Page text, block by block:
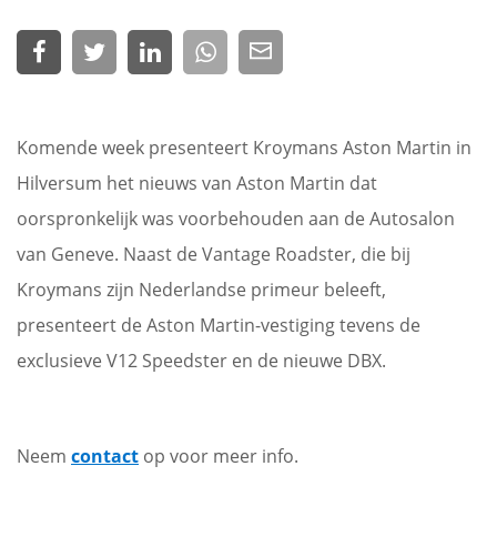
Komende week presenteert Kroymans Aston Martin in
Hilversum het nieuws van Aston Martin dat
oorspronkelijk was voorbehouden aan de Autosalon
van Geneve. Naast de Vantage Roadster, die bij
Kroymans zijn Nederlandse primeur beleeft,
presenteert de Aston Martin-vestiging tevens de
exclusieve V12 Speedster en de nieuwe DBX.
Neem contact op voor meer info.